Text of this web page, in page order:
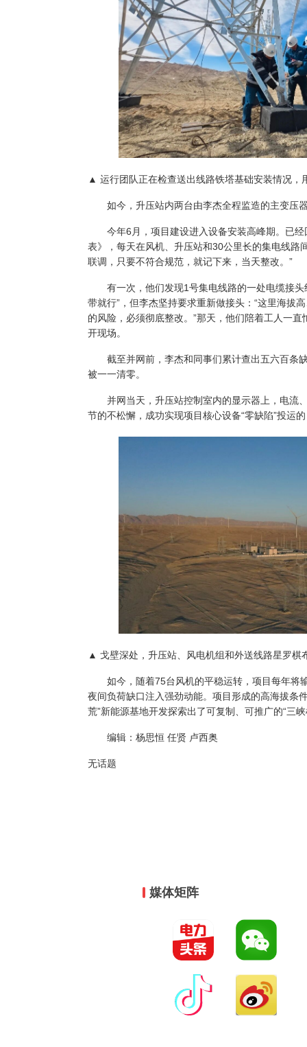
▲ 运行团队正在检查送出线路铁塔基础安装情况，
如今，升压站内两台由李杰全程监造的主变压
今年6月，项目建设进入设备安装高峰期。已经
表》，每天在风机、升压站和30公里长的集电线路
联调，只要不符合规范，就记下来，当天整改。”
有一次，他们发现1号集电线路的一处电缆接头
带就行”，但李杰坚持要求重新做接头：“这里海拔
的风险，必须彻底整改。”那天，他们陪着工人一
开现场。
截至并网前，李杰和同事们累计查出五六百条
被一一清零。
并网当天，升压站控制室内的显示器上，电流
节的不松懈，成功实现项目核心设备“零缺陷”投运
▲ 戈壁深处，升压站、风电机组和外送线路星罗棋
如今，随着75台风机的平稳运转，项目每年将
夜间负荷缺口注入强劲动能。项目形成的高海拔条
荒”新能源基地开发探索出了可复制、可推广的“三峡
编辑：杨思恒 任贤 卢西奥
无话题
媒体矩阵